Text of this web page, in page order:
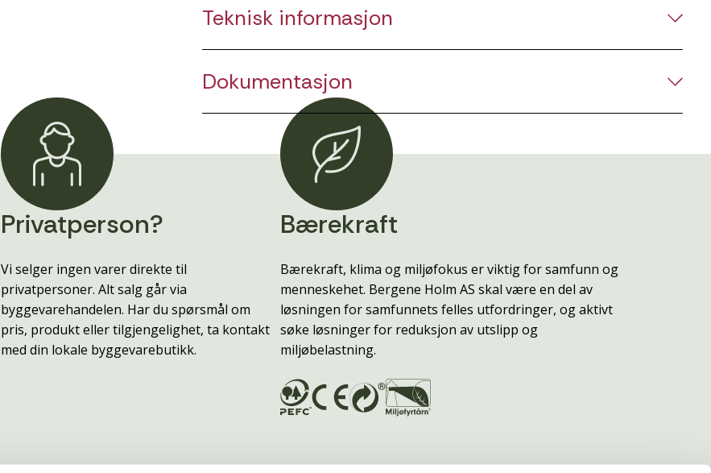
Teknisk informasjon
Dokumentasjon
Privatperson?
Vi selger ingen varer direkte til
privatpersoner. Alt salg går via
byggevarehandelen. Har du spørsmål om
pris, produkt eller tilgjengelighet, ta kontakt
med din lokale byggevarebutikk.
Bærekraft
Bærekraft, klima og miljøfokus er viktig for samfunn og
menneskehet. Bergene Holm AS skal være en del av
løsningen for samfunnets felles utfordringer, og aktivt
søke løsninger for reduksjon av utslipp og
miljøbelastning.